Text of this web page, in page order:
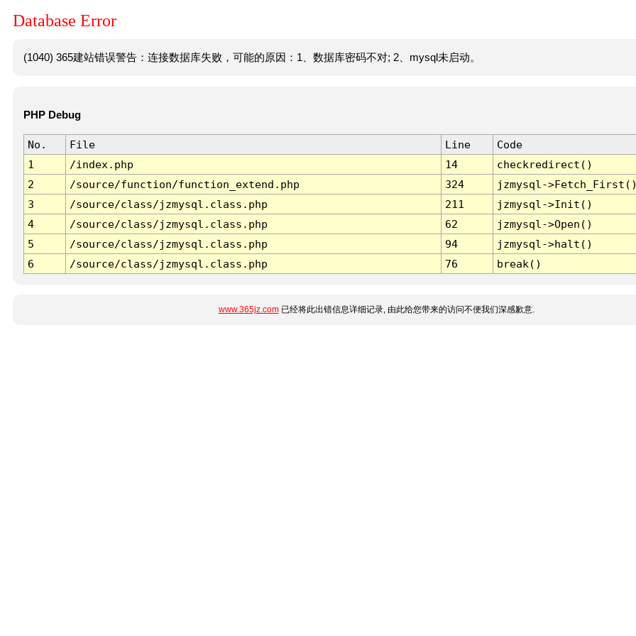
Database Error
(1040) 365建站错误警告：连接数据库失败，可能的原因：1、数据库密码不对; 2、mysql未启动。
PHP Debug
No. File Line
Code
1
/index.php 14
checkredirect()
2
/source/function/function_extend.php 324
jzmysql-
3
/source/class/jzmysql.class.php 211
jzmysql->Init()
4
/source/class/jzmysql.class.php 62
jzmysql->Open()
5
/source/class/jzmysql.class.php 94
jzmysql->halt()
6
/source/class/jzmysql.class.php 76 break()
www.365jz.com已经将此出错信息详细记录, 由此给您带来的访问不便我们深感歉意.